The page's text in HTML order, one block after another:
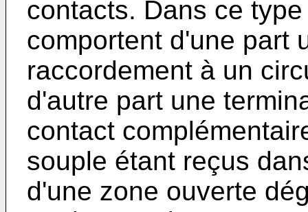
contacts. Dans ce
comportent d'une part
raccordement à un
d'autre part une
contact
souple étant reçus
d'une zone ouverte